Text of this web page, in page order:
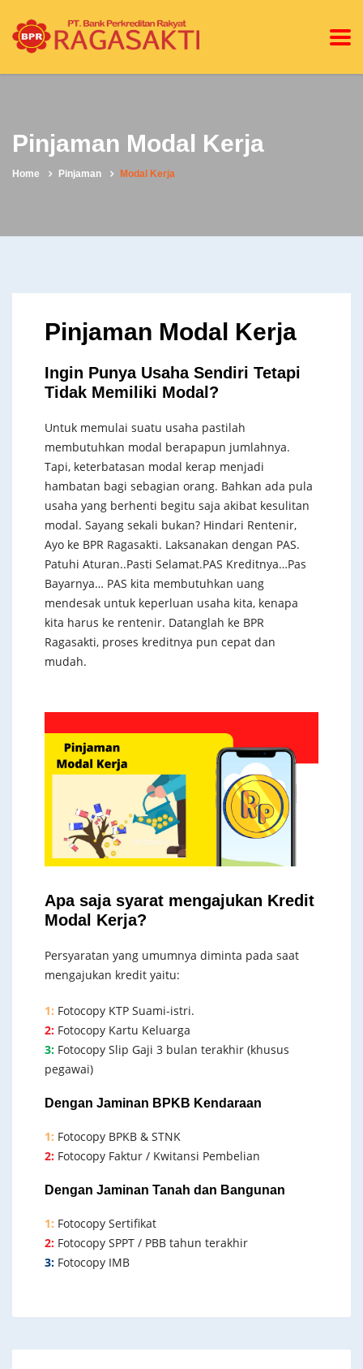
Pinjaman Modal Kerja
Home Pinjaman Modal Kerja
Pinjaman Modal Kerja
Ingin Punya Usaha Sendiri Tetapi
Tidak Memiliki Modal?
Untuk memulai suatu usaha pastilah
membutuhkan modal berapapun jumlahnya.
Tapi, keterbatasan modal kerap menjadi
hambatan bagi sebagian orang. Bahkan ada pula
usaha yang berhenti begitu saja akibat kesulitan
modal. Sayang sekali bukan? Hindari Rentenir,
Ayo ke BPR Ragasakti. Laksanakan dengan PAS.
Patuhi Aturan..Pasti Selamat.PAS Kreditnya…Pas
Bayarnya… PAS kita membutuhkan uang
mendesak untuk keperluan usaha kita, kenapa
kita harus ke rentenir. Datanglah ke BPR
Ragasakti, proses kreditnya pun cepat dan
mudah.
Apa saja syarat mengajukan Kredit
Modal Kerja?
Persyaratan yang umumnya diminta pada saat
mengajukan kredit yaitu:
1: Fotocopy KTP Suami-istri.
2: Fotocopy Kartu Keluarga
3: Fotocopy Slip Gaji 3 bulan terakhir (khusus
pegawai)
Dengan Jaminan BPKB Kendaraan
1: Fotocopy BPKB & STNK
2: Fotocopy Faktur / Kwitansi Pembelian
Dengan Jaminan Tanah dan Bangunan
1: Fotocopy Sertifikat
2: Fotocopy SPPT / PBB tahun terakhir
3: Fotocopy IMB